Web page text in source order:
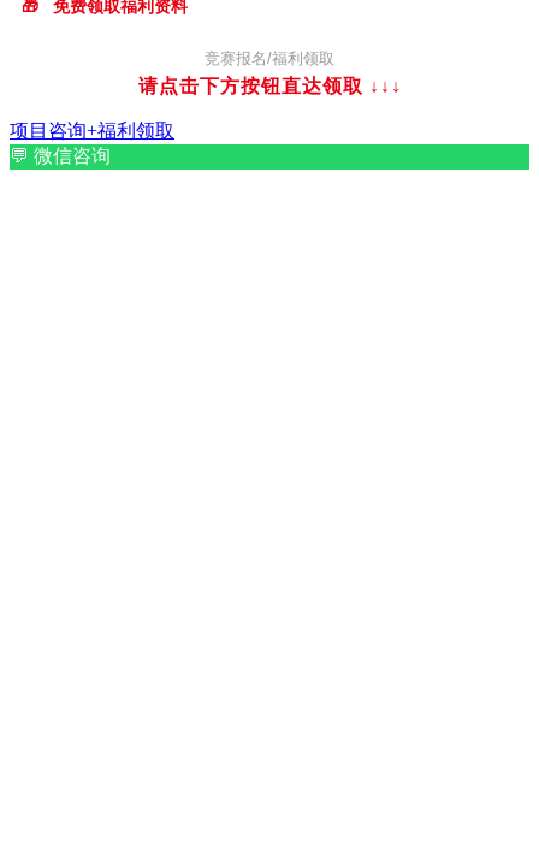
🎁 免费领取福利资料
竞赛报名/福利领取
请点击下方按钮直达领取 ↓↓↓
项目咨询+福利领取
💬 微信咨询